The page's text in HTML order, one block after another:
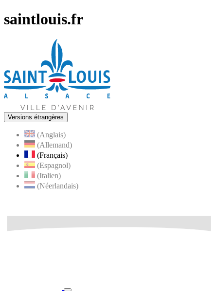
saintlouis.fr
Versions étrangères
(Anglais)
(Allemand)
(Français)
(Espagnol)
(Italien)
(Néerlandais)